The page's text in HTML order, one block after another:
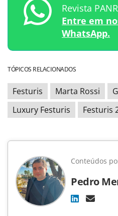
Revista
Entre em
WhatsApp.
TÓPICOS RELACIONADOS
Festuris Marta Rossi
Luxury Festuris
Festuris
Conteúdos
Pedro